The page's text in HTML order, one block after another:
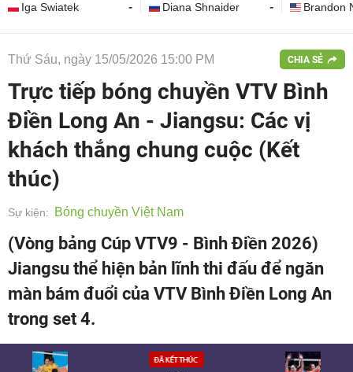
-
Diana Shnaider
-
Brandon Nakashima
Thứ Sáu, ngày 15/05/2026 15:00 PM CHIA SẺ
Trực tiếp bóng chuyền VTV Bình
Điền Long An - Jiangsu: Các vị
khách thắng chung cuộc (Kết
thúc)
Sự kiện: Bóng chuyền Việt Nam
(Vòng bảng Cúp VTV9 - Bình Điền 2026)
Jiangsu thể hiện bản lĩnh thi đấu để ngăn
màn bám đuổi của VTV Bình Điền Long An
trong set 4.